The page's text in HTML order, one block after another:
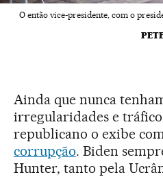
O então vice-presidente, com o
Ainda que nunca
irregularidades e
republicano o exibe
corrupção. Biden
Hunter, tanto pela